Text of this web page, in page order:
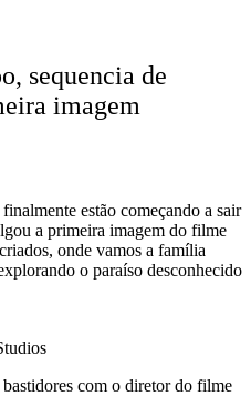
sequencia de
imagem
finalmente estão começando a sair
a primeira imagem do filme
onde vamos a família
o paraíso desconhecido
com o diretor do filme